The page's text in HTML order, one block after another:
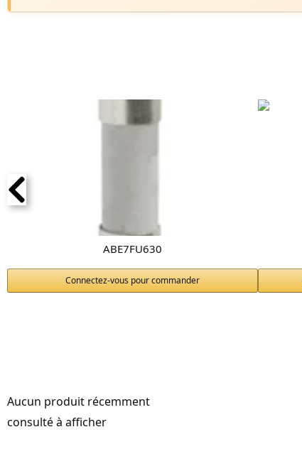
ABE7FU630
Connectez-vous pour commander
Aucun produit récemment
consulté à afficher